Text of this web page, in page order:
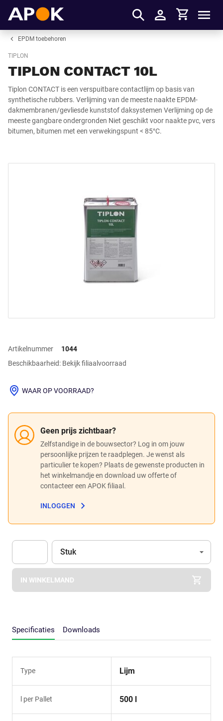
Inloggen
Winkelmandje
EPDM toebehoren
TIPLON
TIPLON CONTACT 10L
Tiplon CONTACT is een verspuitbare contactlijm op basis van
synthetische rubbers. Verlijming van de meeste naakte EPDM-
dakmembranen/gevliesde kunststof daksystemen Verlijming op de
meeste gangbare ondergronden Niet geschikt voor naakte pvc, vers
bitumen, bitumen met een verwekingspunt < 85°C.
Artikelnummer
1044
Beschikbaarheid: Bekijk filiaalvoorraad
Geen prijs zichtbaar?
Zelfstandige in de bouwsector? Log in om jouw
persoonlijke prijzen te raadplegen. Je wenst als
particulier te kopen? Plaats de gewenste producten in
het winkelmandje en download uw offerte of
contacteer een APOK filiaal.
INLOGGEN
WAAR OP VOORRAAD?
Apok.Product.Detail.AddToCart.Quantity (Optioneel)
Eenheid
Stuk
IN WINKELMAND
Specificaties Downloads
Type Lijm
l per Pallet 500 l